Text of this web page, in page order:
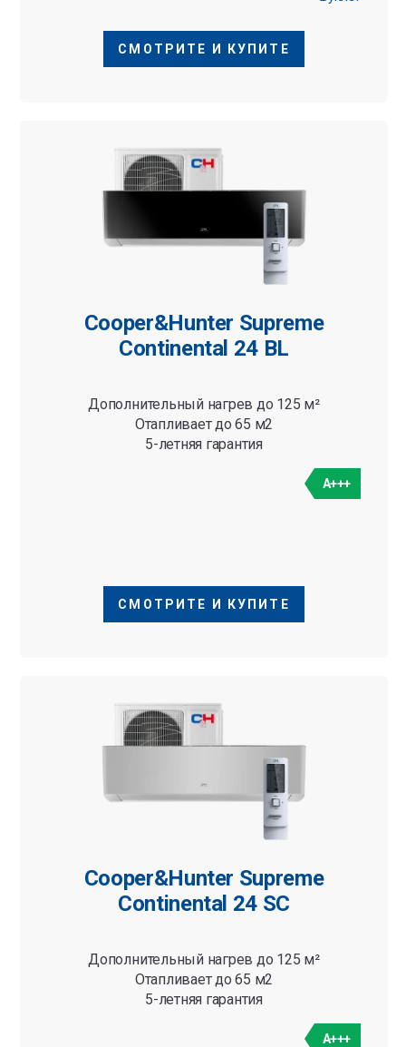
СМОТРИТЕ И КУПИТЕ
Cooper&Hunter Supreme
Continental 24 BL
Дополнительный нагрев до 125 м²
Отапливает до 65 м2
5-летняя гарантия
A+++
СМОТРИТЕ И КУПИТЕ
Cooper&Hunter Supreme
Continental 24 SC
Дополнительный нагрев до 125 м²
Отапливает до 65 м2
5-летняя гарантия
A+++